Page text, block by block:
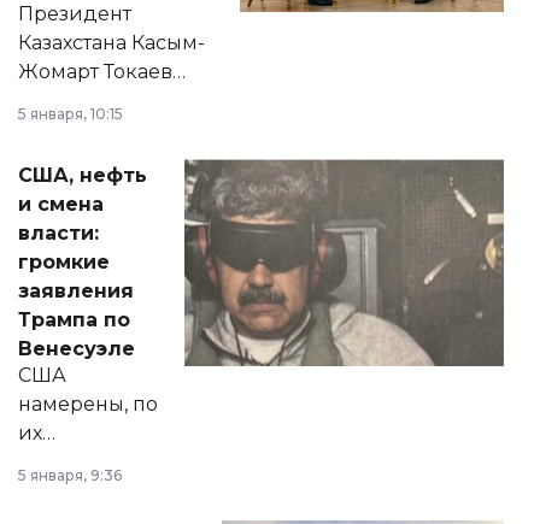
Президент
Казахстана Касым-
Жомарт Токаев
сразу несколько
актуальных тем —
от слухов о
политических
реформах до
вопросов армии,
экономики и
личного здоровья.
5 января, 10:15
США, нефть
и смена
власти:
громкие
заявления
Трампа по
Венесуэле
США
намерены, по
их
принести
5 января, 9:36